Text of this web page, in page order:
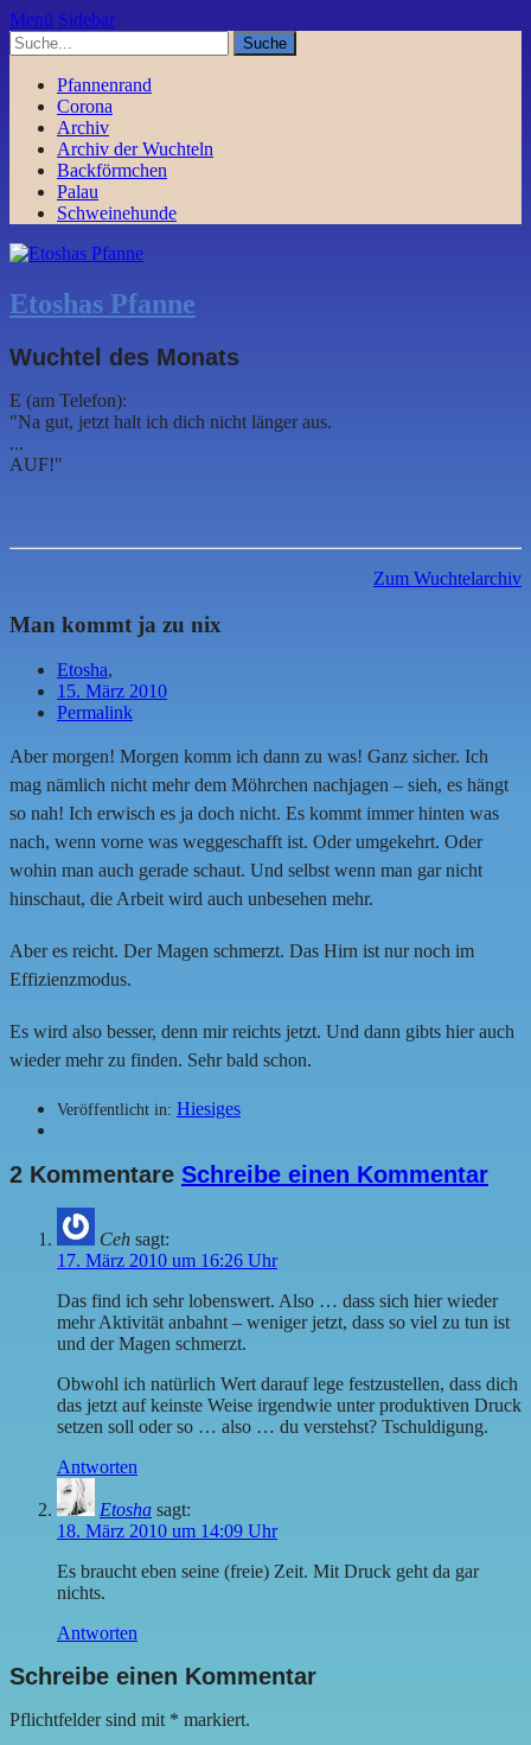
Menü Sidebar
Pfannenrand
Corona
Archiv
Archiv der Wuchteln
Backförmchen
Palau
Schweinehunde
Etoshas Pfanne
Wuchtel des Monats
E (am Telefon):
"Na gut, jetzt halt ich dich nicht länger aus.
...
AUF!"
Zum Wuchtelarchiv
Man kommt ja zu nix
Etosha,
15. März 2010
Permalink
Aber morgen! Morgen komm ich dann zu was! Ganz sicher. Ich
mag nämlich nicht mehr dem Möhrchen nachjagen – sieh, es hängt
so nah! Ich erwisch es ja doch nicht. Es kommt immer hinten was
nach, wenn vorne was weggeschafft ist. Oder umgekehrt. Oder
wohin man auch gerade schaut. Und selbst wenn man gar nicht
hinschaut, die Arbeit wird auch unbesehen mehr.
Aber es reicht. Der Magen schmerzt. Das Hirn ist nur noch im
Effizienzmodus.
Es wird also besser, denn mir reichts jetzt. Und dann gibts hier auch
wieder mehr zu finden. Sehr bald schon.
Veröffentlicht in: Hiesiges
2 Kommentare Schreibe einen Kommentar
Ceh sagt:
17. März 2010 um 16:26 Uhr
Das find ich sehr lobenswert. Also … dass sich hier wieder
mehr Aktivität anbahnt – weniger jetzt, dass so viel zu tun ist
und der Magen schmerzt.
Obwohl ich natürlich Wert darauf lege festzustellen, dass dich
das jetzt auf keinste Weise irgendwie unter produktiven Druck
setzen soll oder so … also … du verstehst? Tschuldigung.
Antworten
Etosha sagt:
18. März 2010 um 14:09 Uhr
Es braucht eben seine (freie) Zeit. Mit Druck geht da gar
nichts.
Antworten
Schreibe einen Kommentar
Pflichtfelder sind mit * markiert.